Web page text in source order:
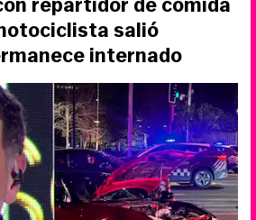
salió
internado